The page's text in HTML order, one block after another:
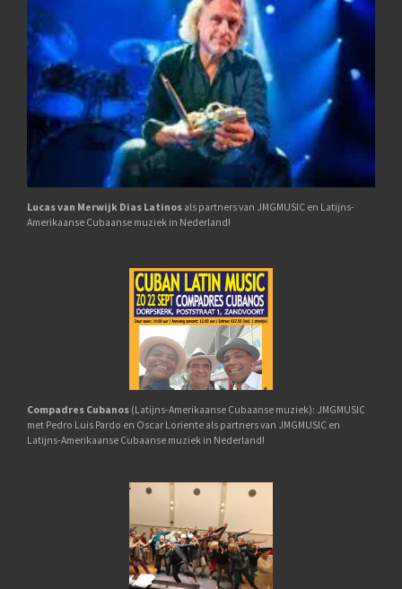
Lucas van Merwijk Dias Latinos als partners van JMGMUSIC en Latijns-
Amerikaanse Cubaanse muziek in Nederland!
Compadres Cubanos (Latijns-Amerikaanse Cubaanse muziek): JMGMUSIC
met Pedro Luis Pardo en Oscar Loriente als partners van JMGMUSIC en
Latijns-Amerikaanse Cubaanse muziek in Nederland!